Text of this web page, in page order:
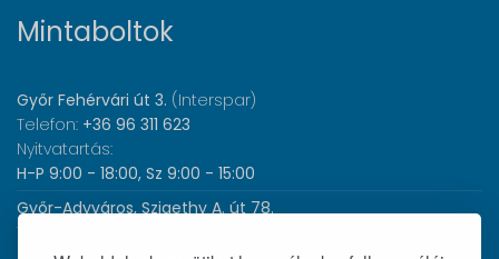
Mintaboltok
Győr Fehérvári út 3. (Interspar)
Telefon: +36 96 311 623
Nyitvatartás:
H-P 9:00 - 18:00, Sz 9:00 - 15:00
Győr-Adyváros, Szigethy A. út 78.
Telefon: